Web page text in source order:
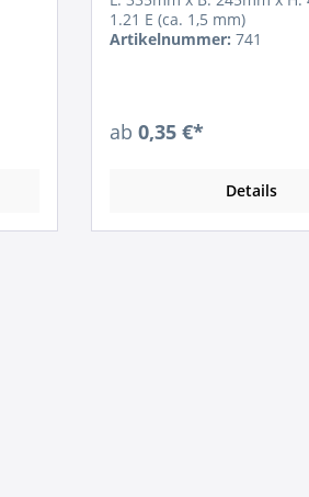
1.21 E (ca. 1,5 mm)
Artikelnummer: 741
ab0,35 €*
Details